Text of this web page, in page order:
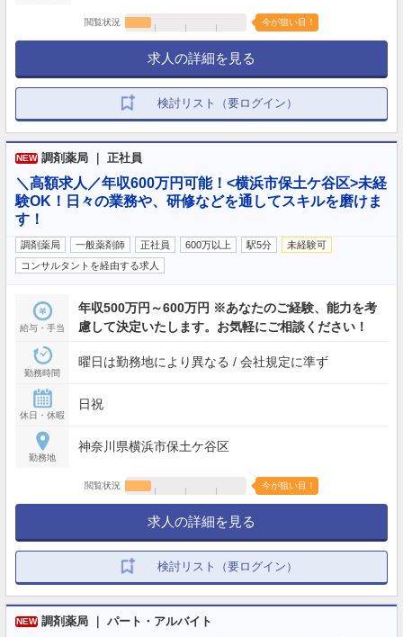
閲覧状況 今が狙い目！
求人の詳細を見る
検討リスト（要ログイン）
NEW 調剤薬局 ｜ 正社員
＼高額求人／年収600万円可能！<横浜市保土ケ谷区>未経
験OK！日々の業務や、研修などを通してスキルを磨けま
す！
調剤薬局 一般薬剤師 正社員 600万以上 駅5分
未経験可
コンサルタントを経由する求人
給与・手当
年収500万円～600万円 ※あなたのご経験、能力を考
慮して決定いたします。お気軽にご相談ください！
勤務時間
曜日は勤務地により異なる / 会社規定に準ず
休日・休暇
日祝
勤務地
神奈川県横浜市保土ケ谷区
閲覧状況 今が狙い目！
求人の詳細を見る
検討リスト（要ログイン）
NEW 調剤薬局 ｜ パート・アルバイト